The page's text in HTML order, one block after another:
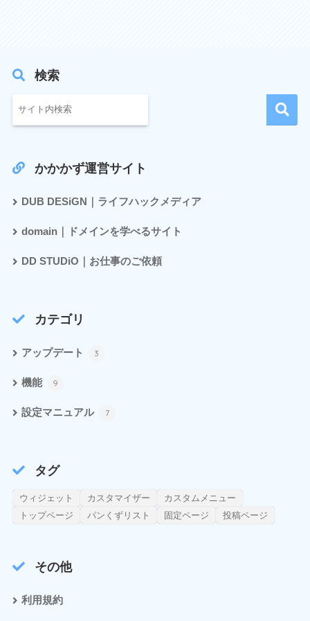
検索
かかかず運営サイト
DUB DESiGN｜ライフハックメディア
domain｜ドメインを学べるサイト
DD STUDiO｜お仕事のご依頼
カテゴリ
アップデート 3
機能 9
設定マニュアル 7
タグ
ウィジェット カスタマイザー
カスタムメニュー
トップページ
パンくずリスト 固定ページ 投稿ページ
その他
利用規約